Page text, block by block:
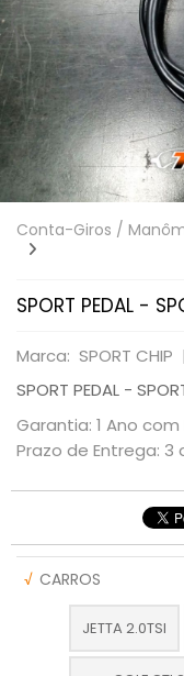
Conta-Giros /
SPORT PEDAL -
Marca: SPORT CHIP |
SPORT PEDAL -
Garantia: 1 Ano
Prazo de Entrega: 3
√ CARROS
JETTA 2.0TSI